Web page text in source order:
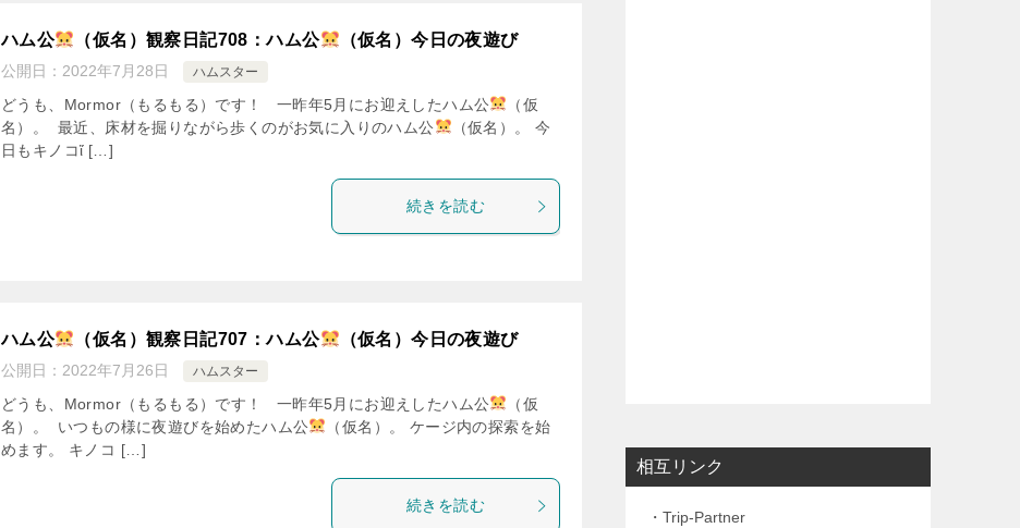
ハム公 （仮名）観察日記708：ハム公 （仮名）今日の夜遊び
公開日： 2022年7月28日 ハムスター
どうも、Mormor（もるもる）です！ 一昨年5月にお迎えしたハム公
（仮
名）。 最近、床材を掘りながら歩くのがお気に入りのハム公
（仮名）。 今
日もキノコἴ […]
続きを読む
ハム公 （仮名）観察日記707：ハム公 （仮名）今日の夜遊び
公開日： 2022年7月26日 ハムスター
どうも、Mormor（もるもる）です！ 一昨年5月にお迎えしたハム公
（仮
名）。 いつもの様に夜遊びを始めたハム公
（仮名）。 ケージ内の探索を始
めます。 キノコ […]
続きを読む
相互リンク
・Trip-Partner